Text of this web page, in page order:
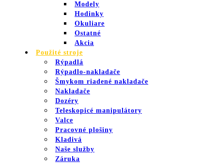
Modely
Hodinky
Okuliare
Ostatné
Akcia
Použité stroje
Rýpadlá
Rýpadlo-nakladače
Šmykom riadené nakladače
Nakladače
Dozéry
Teleskopicé manipulátory
Valce
Pracovné plošiny
Kladivá
Naše služby
Záruka